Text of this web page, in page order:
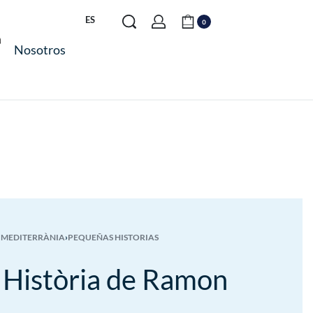
Nosotros
ES 0
›PEQUEÑAS HISTORIAS
de Ramon